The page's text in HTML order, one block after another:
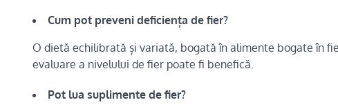
Cum pot preveni deficiența de fier?
O dietă echilibrată și variată, bogată în alimente bogate în
evaluare a nivelului de fier poate fi benefică.
Pot lua suplimente de fier?